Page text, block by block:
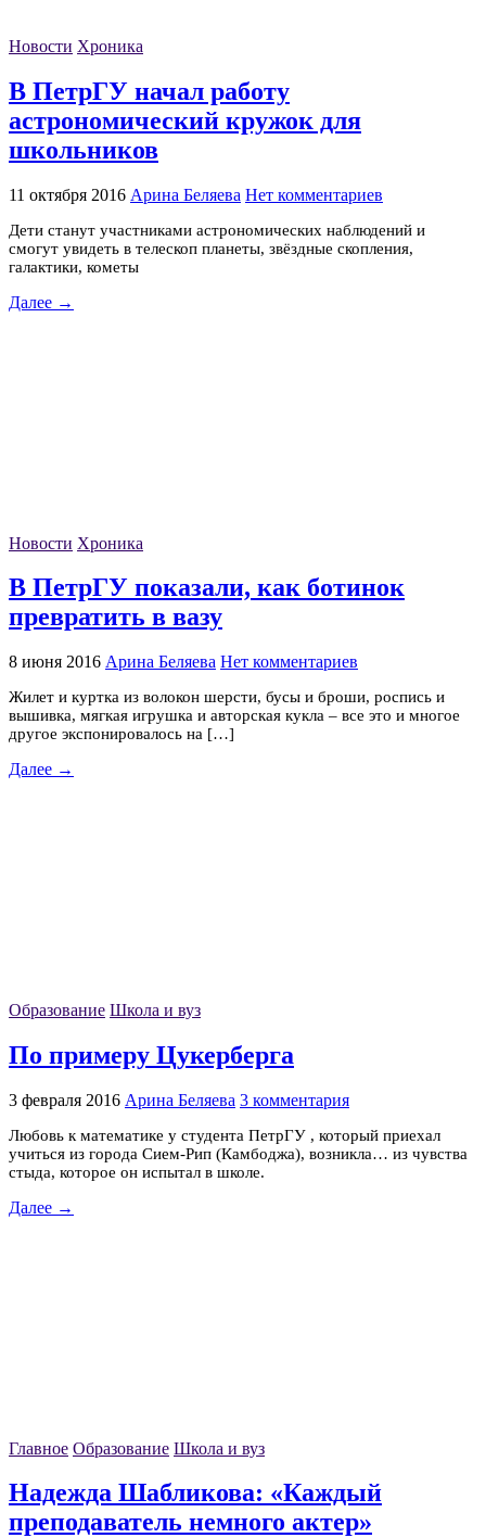
Новости Хроника
В ПетрГУ начал работу
астрономический кружок для
школьников
11 октября 2016 Арина Беляева Нет комментариев
Дети станут участниками астрономических наблюдений и
смогут увидеть в телескоп планеты, звёздные скопления,
галактики, кометы
Далее →
Новости Хроника
В ПетрГУ показали, как ботинок
превратить в вазу
8 июня 2016 Арина Беляева Нет комментариев
Жилет и куртка из волокон шерсти, бусы и броши, роспись и
вышивка, мягкая игрушка и авторская кукла – все это и многое
другое экспонировалось на […]
Далее →
Образование Школа и вуз
По примеру Цукерберга
3 февраля 2016 Арина Беляева 3 комментария
Любовь к математике у студента ПетрГУ , который приехал
учиться из города Сием-Рип (Камбоджа), возникла… из чувства
стыда, которое он испытал в школе.
Далее →
Главное Образование Школа и вуз
Надежда Шабликова: «Каждый
преподаватель немного актер»